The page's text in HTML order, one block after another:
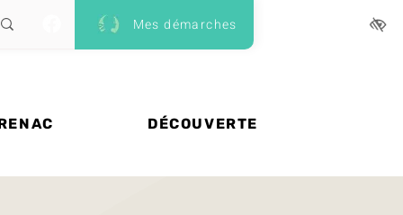
Mes démarches
DÉCOUVERTE